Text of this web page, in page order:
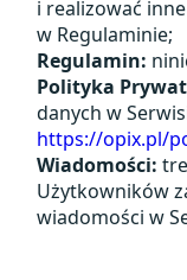
i realizować
w Regulaminie;
Regulamin:
Polityka
danych w
https://opix.pl/
Wiadomości:
Użytkowników
wiadomości w